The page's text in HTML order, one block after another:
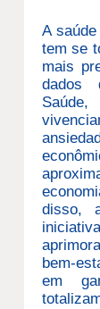
A
tem se
mais
dados
disso,
bem-
em